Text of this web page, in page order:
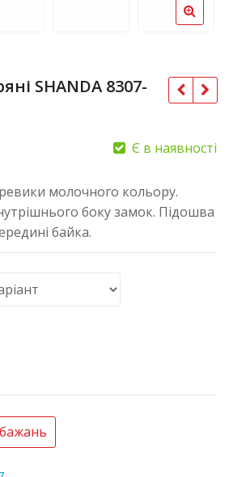
SHANDA 8307-
Є в наявності
молочного кольору.
боку замок. Підошва
байка.
8307-61 молочні